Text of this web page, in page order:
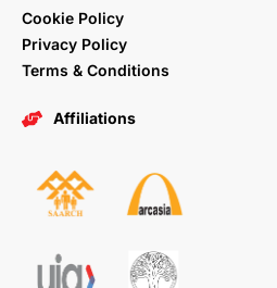
Cookie Policy
Privacy Policy
Terms & Conditions
Affiliations